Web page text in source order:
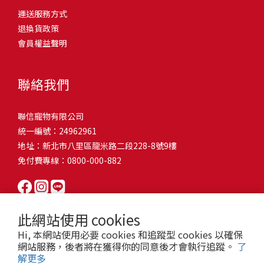
此網站使用 cookies
Hi, 本網站使用必要 cookies 和追蹤型 cookies 以確保
網站服務，後者將在獲得你的同意後才會執行追蹤。 了
解更多
和獨立能力。 幼犬訓練常見問題Q1: 幾個月大的幼犬最適合開始訓
練？A: 訓練可從幼犬到家首日開始（約8-10週大）。3-16週是社會
化黃金期，每次訓練控制在5-10分鐘內。Q2: 幼犬如廁訓練需要多久
屬啃咬玩具作替代品，發現不當啃咬時堅定說「不」，並引導至適
尿尿？A: 建立固定如廁時間表，成功時立即獎勵。限制活動範圍並
密切監督。意外發生時不責罵，使用專用除臭劑徹底清理。Q5: 幼犬
一直吠叫怎麼辦？A: 找出原因（尋求注意力、警戒、焦慮）。訓練
「安靜」指令，停止吠叫時獎勵。避免對吠叫作出反應，確保充分
向獎勵比懲罰更有效且健康。懲罰可能導致恐懼或攻擊行為，破壞
狗狗怎麼辦？A: 循序漸進社交化，從友善成犬開始。不強迫互動，
正面經驗後給予獎勵。考慮參加專業幼犬社交課程。Q8: 幼犬分離焦
慮要如何處理？A: 練習短暫分離，逐漸延長。離開和返家時保持低
調。提供能分散注意力的玩具，建立可預測的離家儀式。每隻幼犬
熱，水分流失快，腸道可能變得敏感，導致糞便變軟或拉稀。如果
換季時沒有適當調整環境，貓咪的腸胃就可能跟著「鬧脾氣」。冬
天注意保暖，提供暖墊、厚毯，避免冷風直吹。夏天補充水分，可
像是開冷氣又突然關掉，容易讓貓咪腸胃受影響。重點提醒：換季
時，記得關心貓咪的腸胃狀況，適當調整環境，幫助毛孩適應！ 貓
有血絲、異味特別重，那就要小心可能是 寄生蟲感染（如蛔蟲、鈎
蟲、球蟲）或腸胃炎、腸道疾病。這類情況會影響營養吸收，長期
下來甚至可能造成貓咪消瘦、免疫力下降。定期驅蟲（幼貓建議每
月一次，成貓每 3~6 個月一次）。觀察貓咪精神狀態，如果還伴隨
嘔吐、食慾下降，務必儘早就醫。重點提醒：如果貓咪拉肚子超過 2
天，或糞便異常，應立即帶去獸醫院檢查！ 貓咪拉肚子原因5. 情緒
壓力影響腸胃壓力不只影響人類，也會影響貓咪的腸胃！過度緊
張、焦慮、驚嚇（如煙火聲、大聲喧嘩），都可能讓貓咪拉肚子。
尤其是個性敏感的貓咪，對變化的適應力比較低，壓力一大，腸胃
就先「罷工」。減少壓力來源，盡量讓貓咪的作息固定。給貓咪陪
活中輕鬆改善看到滿屋子的貓毛是不是很抓狂？別擔心！其實只要
透過一些簡單的日常照護方式，就能有效減少貓咪掉毛情況。從梳
毛、洗澡到增加互動和營養調整，這些小撇步不僅能幫助貓咪維持
行動吧！ 預防貓掉毛方法1：勤勞梳毛養貓必備神器就是各種梳子
啦！勤勞梳毛是最直接有效的掉毛控制方法。定期梳理可以幫貓咪
髮打結和皮膚問題。建議週期：短毛貓每週梳1-2次，長毛貓則建議
2-3天梳一次。挑選合適的梳具也很重要，可以準備橡膠刷、鬃毛刷
或專用脫毛梳，依照毛質選擇。記得將梳毛變成愉快的日常儀式，
不僅能增加你們的互動時間，也讓貓咪享受被梳理的舒適感！預防
貓掉毛方法2：定期洗澡「貓咪會自己清潔，不需要洗澡」這個想法
其實不完全正確哦！適當的洗澡能幫助貓咪清除死毛和皮屑，減少
澡頻率不宜過高，一般室內貓咪1-3個月洗一次就足夠，過度洗澡反
而會造成皮膚乾燥。選擇專為貓咪設計的溫和洗毛精，洗後一定要
完全吹乾，避免濕毛造成皮膚問題。如果貓咪特別害怕洗澡，可以
的紙箱。建議一開始可以購買單價較低的入門款，觀察一下貓咪的
使用狀況，再考慮購買「豪宅」！ 項目費用用品貓碗$300貓窩
$500貓跳台$1,500貓砂盆$500貓抓板$300外出籠$1,000一次性養貓
咪是非常需要安全感的動物，可以準備一個專屬他的「寶座」，當
花費3：貓跳台貓咪雖然不需要外出進行放電，但在家中還是需要擺
放高度適合的貓跳台提供貓咪玩耍，貓跳台與貓窩相同，能給予貓
咪對於環境的安全感。一次性養貓用品相關花費4：貓砂盆貓咪排泄
用品，可選擇合適貓咪體型大小，不宜過小。一次性養貓用品相關
想，需要準備一個能夠讓牠們放肆磨爪的貓抓板。一次性養貓用品
時，外出籠就非常重要，平常也可以適度讓貓咪適應外出籠，避免
緊急情況時，貓咪過度抗拒。總結來說貓咪在健康及用品的一次性
費用大約落在 $ 7900~ $ 11600不等。雖說金額看起來不少，但以上
運送服務方式
退換貨政策
會員權益聲明
聯絡我們
聯信寵物有限公司
統一編號：24962961
地址：新北市八里區龍米路二段228-8號9樓
免付費專線：0800-000-882